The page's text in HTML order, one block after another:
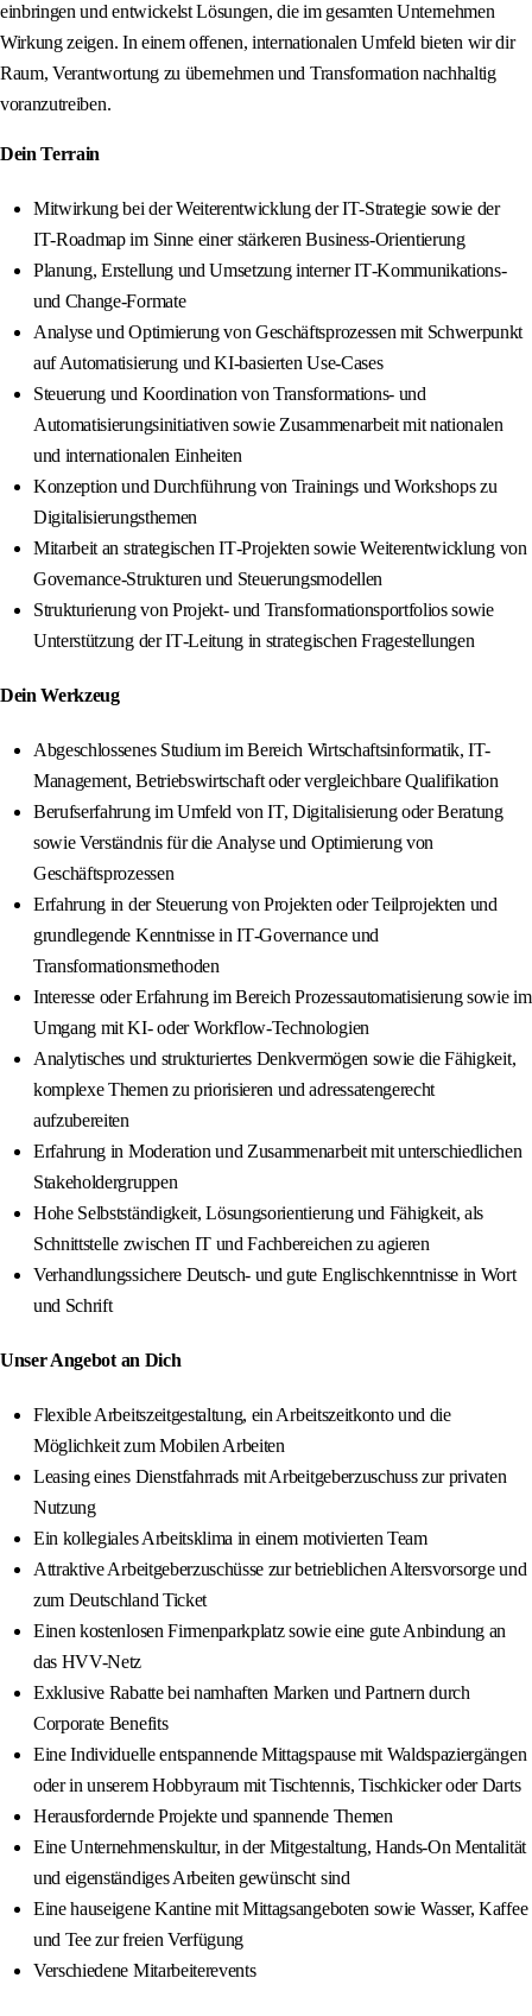
einbringen und entwickelst Lösungen, die im gesamten Unternehmen
Wirkung zeigen. In einem offenen, internationalen Umfeld bieten wir dir
Raum, Verantwortung zu übernehmen und Transformation nachhaltig
voranzutreiben.
Dein Terrain
Mitwirkung bei der Weiterentwicklung der IT‑Strategie sowie der
IT‑Roadmap im Sinne einer stärkeren Business‑Orientierung
Planung, Erstellung und Umsetzung interner IT‑Kommunikations-
und Change‑Formate
Analyse und Optimierung von Geschäftsprozessen mit Schwerpunkt
auf Automatisierung und KI‑basierten Use‑Cases
Steuerung und Koordination von Transformations- und
Automatisierungsinitiativen sowie Zusammenarbeit mit nationalen
und internationalen Einheiten
Konzeption und Durchführung von Trainings und Workshops zu
Digitalisierungsthemen
Mitarbeit an strategischen IT‑Projekten sowie Weiterentwicklung von
Governance‑Strukturen und Steuerungsmodellen
Strukturierung von Projekt- und Transformationsportfolios sowie
Unterstützung der IT‑Leitung in strategischen Fragestellungen
Dein Werkzeug
Abgeschlossenes Studium im Bereich Wirtschaftsinformatik, IT-
Management, Betriebswirtschaft oder vergleichbare Qualifikation
Berufserfahrung im Umfeld von IT, Digitalisierung oder Beratung
sowie Verständnis für die Analyse und Optimierung von
Geschäftsprozessen
Erfahrung in der Steuerung von Projekten oder Teilprojekten und
grundlegende Kenntnisse in IT‑Governance und
Transformationsmethoden
Interesse oder Erfahrung im Bereich Prozessautomatisierung sowie im
Umgang mit KI‑ oder Workflow‑Technologien
Analytisches und strukturiertes Denkvermögen sowie die Fähigkeit,
komplexe Themen zu priorisieren und adressatengerecht
aufzubereiten
Erfahrung in Moderation und Zusammenarbeit mit unterschiedlichen
Stakeholdergruppen
Hohe Selbstständigkeit, Lösungsorientierung und Fähigkeit, als
Schnittstelle zwischen IT und Fachbereichen zu agieren
Verhandlungssichere Deutsch- und gute Englischkenntnisse in Wort
und Schrift
Unser Angebot an Dich
Flexible Arbeitszeitgestaltung, ein Arbeitszeitkonto und die
Möglichkeit zum Mobilen Arbeiten
Leasing eines Dienstfahrrads mit Arbeitgeberzuschuss zur privaten
Nutzung
Ein kollegiales Arbeitsklima in einem motivierten Team
Attraktive Arbeitgeberzuschüsse zur betrieblichen Altersvorsorge und
zum Deutschland Ticket
Einen kostenlosen Firmenparkplatz sowie eine gute Anbindung an
das HVV-Netz
Exklusive Rabatte bei namhaften Marken und Partnern durch
Corporate Benefits
Eine Individuelle entspannende Mittagspause mit Waldspaziergängen
oder in unserem Hobbyraum mit Tischtennis, Tischkicker oder Darts
Herausfordernde Projekte und spannende Themen
Eine Unternehmenskultur, in der Mitgestaltung, Hands-On Mentalität
und eigenständiges Arbeiten gewünscht sind
Eine hauseigene Kantine mit Mittagsangeboten sowie Wasser, Kaffee
und Tee zur freien Verfügung
Verschiedene Mitarbeiterevents